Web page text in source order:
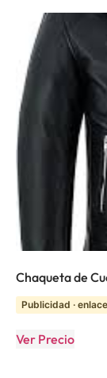
Chaqueta de
Publicidad ·
Ver Precio